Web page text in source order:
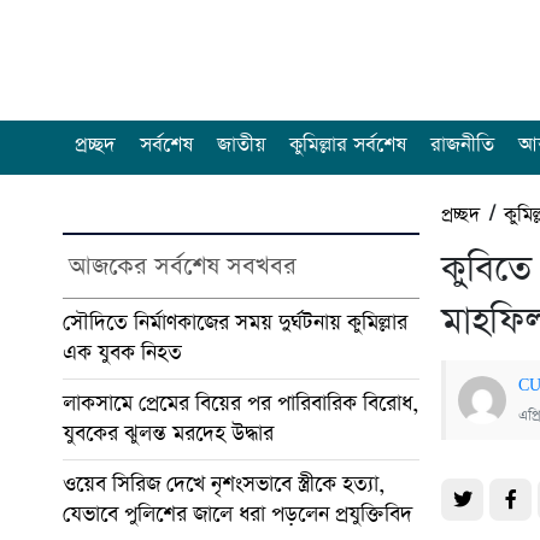
প্রচ্ছদ সর্বশেষ জাতীয় কুমিল্লার সর্বশেষ রাজনীতি
আজকের সর্বশেষ সবখবর
সৌদিতে নির্মাণকাজের সময় দুর্ঘটনায় কুমিল্লার
এক যুবক নিহত
লাকসামে প্রেমের বিয়ের পর পারিবারিক বিরোধ,
যুবকের ঝুলন্ত মরদেহ উদ্ধার
ওয়েব সিরিজ দেখে নৃশংসভাবে স্ত্রীকে হত্যা,
যেভাবে পুলিশের জালে ধরা পড়লেন প্রযুক্তিবিদ
প্রচ্ছদ/
কুবিতে